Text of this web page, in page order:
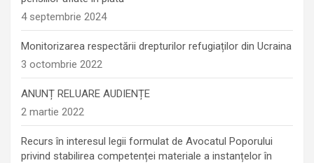
4 septembrie 2024
Monitorizarea respectării drepturilor refugiaților din Ucraina
3 octombrie 2022
ANUNȚ RELUARE AUDIENȚE
2 martie 2022
Recurs în interesul legii formulat de Avocatul Poporului
privind stabilirea competenței materiale a instanțelor în